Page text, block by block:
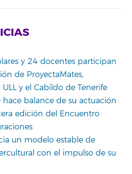
y 24 docentes participan
de ProyectaMates,
y el Cabildo de Tenerife
hace balance de su actuación
edición del Encuentro
un modelo estable de
con el impulso de su